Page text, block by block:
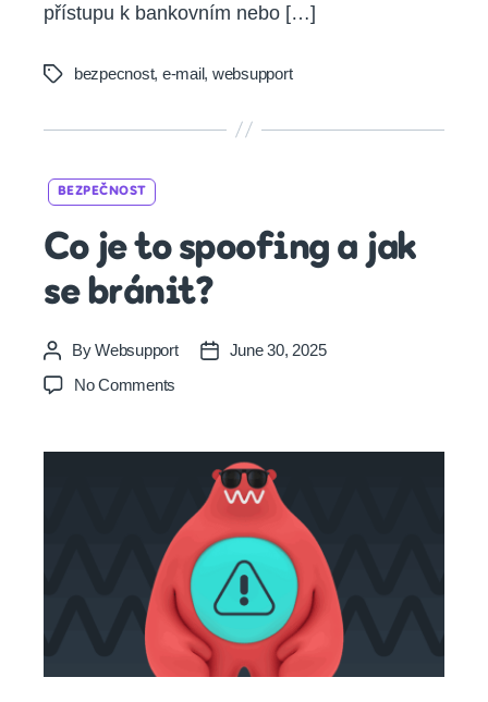
přístupu k bankovním nebo […]
Tags bezpecnost, e-mail, websupport
BEZPEČNOST
Co je to spoofing a jak
se bránit?
Post
author
ByWebsupport
PostJune 30, 2025
No Comments
to
spoofing
jak
bránit?